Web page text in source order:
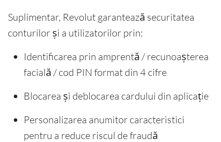
Suplimentar, Revolut garantează securitatea
conturilor și a utilizatorilor prin:
Identificarea prin amprentă / recunoașterea
facială / cod PIN format din 4 cifre
Blocarea și deblocarea cardului din aplicație
Personalizarea anumitor caracteristici
pentru a reduce riscul de fraudă